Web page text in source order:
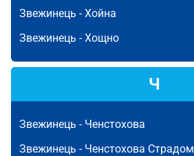
Звежинець -Хойна
Звежинець -Хощно
Ч
Звежинець - Ченстохова
Звежинець - Ченстохова Страдом